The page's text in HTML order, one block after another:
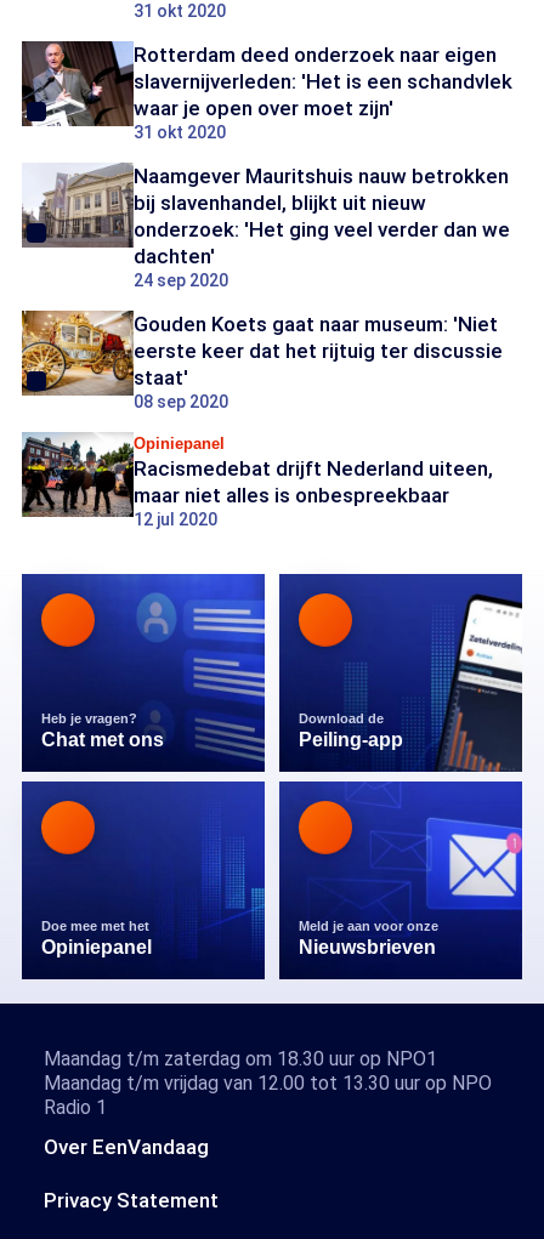
31 okt 2020
Rotterdam deed onderzoek naar eigen
slavernijverleden: 'Het is een schandvlek
waar je open over moet zijn'
31 okt 2020
Naamgever Mauritshuis nauw betrokken
bij slavenhandel, blijkt uit nieuw
onderzoek: 'Het ging veel verder dan we
dachten'
24 sep 2020
Gouden Koets gaat naar museum: 'Niet
eerste keer dat het rijtuig ter discussie
staat'
08 sep 2020
Opiniepanel
Racismedebat drijft Nederland uiteen,
maar niet alles is onbespreekbaar
12 jul 2020
Heb je vragen?
Chat met ons
Download de
Peiling-app
Doe mee met het
Opiniepanel
Meld je aan voor onze
Nieuwsbrieven
Over EenVandaag
Privacy Statement
Maandag t/m zaterdag om 18.30 uur op NPO1
Maandag t/m vrijdag van 12.00 tot 13.30 uur op NPO
Radio 1